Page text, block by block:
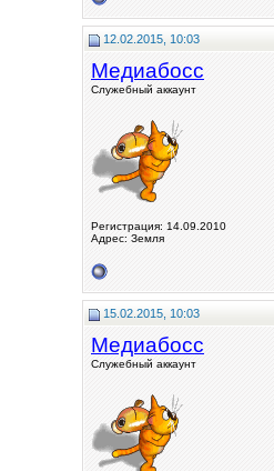
12.02.2015, 10:03
Медиабосс
Служебный аккаунт
Регистрация: 14.09.2010
Адрес: Земля
15.02.2015, 10:03
Медиабосс
Служебный аккаунт